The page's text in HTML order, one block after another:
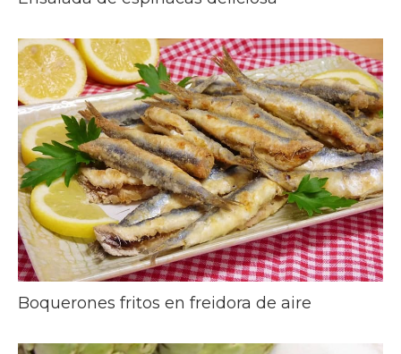
Boquerones fritos en freidora de aire